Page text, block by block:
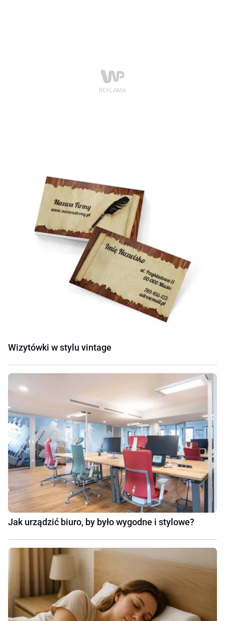
Wizytówki w stylu vintage
Jak urządzić biuro, by było wygodne i stylowe?